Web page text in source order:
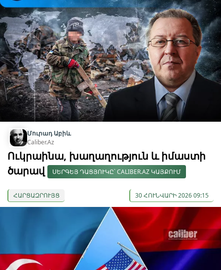
Մուրադ Աբիև
Caliber.Az
Ուկրաինա, խաղաղություն և իմաստի
ծարավ
ՍԵՐԳԵՅ ԴԱՑՅՈՒԿԸ՝ CALIBER.AZ ԿԱՅՔՈՒՄ
ՀԱՐՑԱԶՐՈՒՅՑ 30 ՀՈՒՆՎԱՐԻ 2026 09:15